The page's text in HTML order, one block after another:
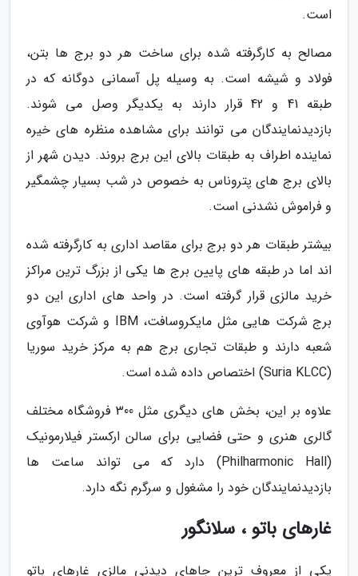
است.
مصالح به کارگرفته شده برای ساخت هر دو برج ها بتن،
فولاد و شیشه است. به وسیله پل آسمانی دوگانه که در
طبقه 41 و 42 قرار دارند به یکدیگر وصل می شوند.
بازدیدنمایندگان می توانند برای مشاهده منظره های خیره
نماینده اطراف به طبقات بالای این برج بروند. دیدن شهر از
بالای برج های پتروناس به خصوص در شب بسیار چشمگیر
و فراموش نشدنی است.
بیشتر طبقات هر دو برج برای مقاصد اداری به کارگرفته شده
اند اما در طبقه های پایین برج ها یکی از بزرگ ترین مراکز
خرید مالزی قرار گرفته است. در واحد های اداری این دو
برج شرکت هایی مثل مایکروسافت، IBM و شرکت هوآوی
شعبه دارند و طبقات تجاری برج هم به مرکز خرید سوریا
(Suria KLCC) اختصاص داده شده است.
علاوه بر این، بخش های دیگری مثل 300 فروشگاه مختلف
گالری هنری و حتی فضایی برای سالن ارکستر فیلارمونیک
(Philharmonic Hall) دارد که می تواند ساعت ها
بازدیدنمایندگان خود را مشغول و سرگرم نگه دارد.
غارهای باتو ، سلانگور
یکی از معروف ترین جاهای دیدنی مالزی غارهای باتو